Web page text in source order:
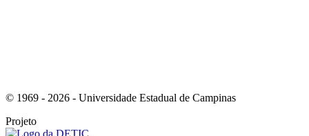
© 1969 - 2026 - Universidade Estadual de Campinas
Projeto